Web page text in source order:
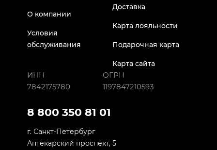
О компании
Условия
обслуживания
Доставка
Карта лояльности
Подарочная карта
Карта сайта
ИНН
7842175780
ОГРН
1197847210593
8 800 350 81 01
г. Санкт-Петербург
Аптекарский проспект, 5